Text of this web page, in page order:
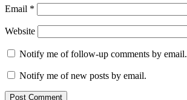
Email *
Website
Notify me of follow-up comments by email.
Notify me of new posts by email.